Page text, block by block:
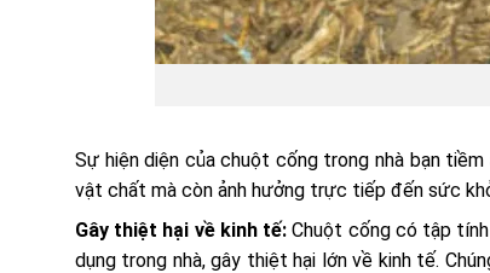
Sự hiện diện của chuột cống trong nhà bạn
vật chất mà còn ảnh hưởng trực tiếp đến sức
Gây thiệt hại về kinh tế: Chuột cống có tập
dụng trong nhà, gây thiệt hại lớn về kinh tế.